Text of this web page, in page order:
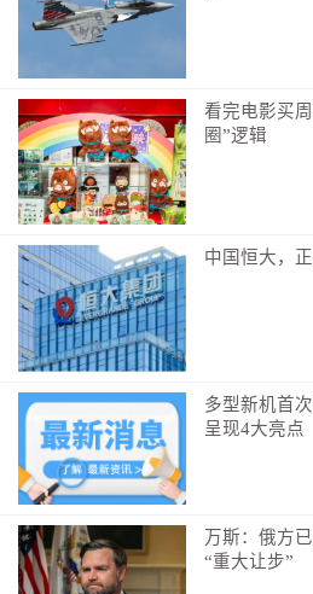
看完电影买
圈”逻辑
中国恒大，正
多型新机首
呈现4大亮点
万斯：俄方
“重大让步”